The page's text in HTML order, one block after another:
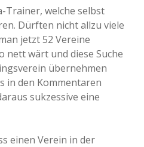
Trainer, welche selbst
Dürften nicht allzu viele
jetzt 52 Vereine
nett wärt und diese Suche
übernehmen
in den Kommentaren
sukzessive eine
einen Verein in der